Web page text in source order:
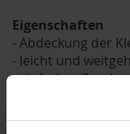
Eigenschaften
- Abdeckung der
- leicht und
- einfaches